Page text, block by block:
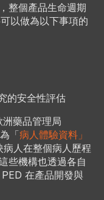
整個產品生命週期
以做為以下事項的
的安全性評估
藥品管理局
「病人體驗資料」
人在整個病人歷程
些機構也透過各自
在產品開發與